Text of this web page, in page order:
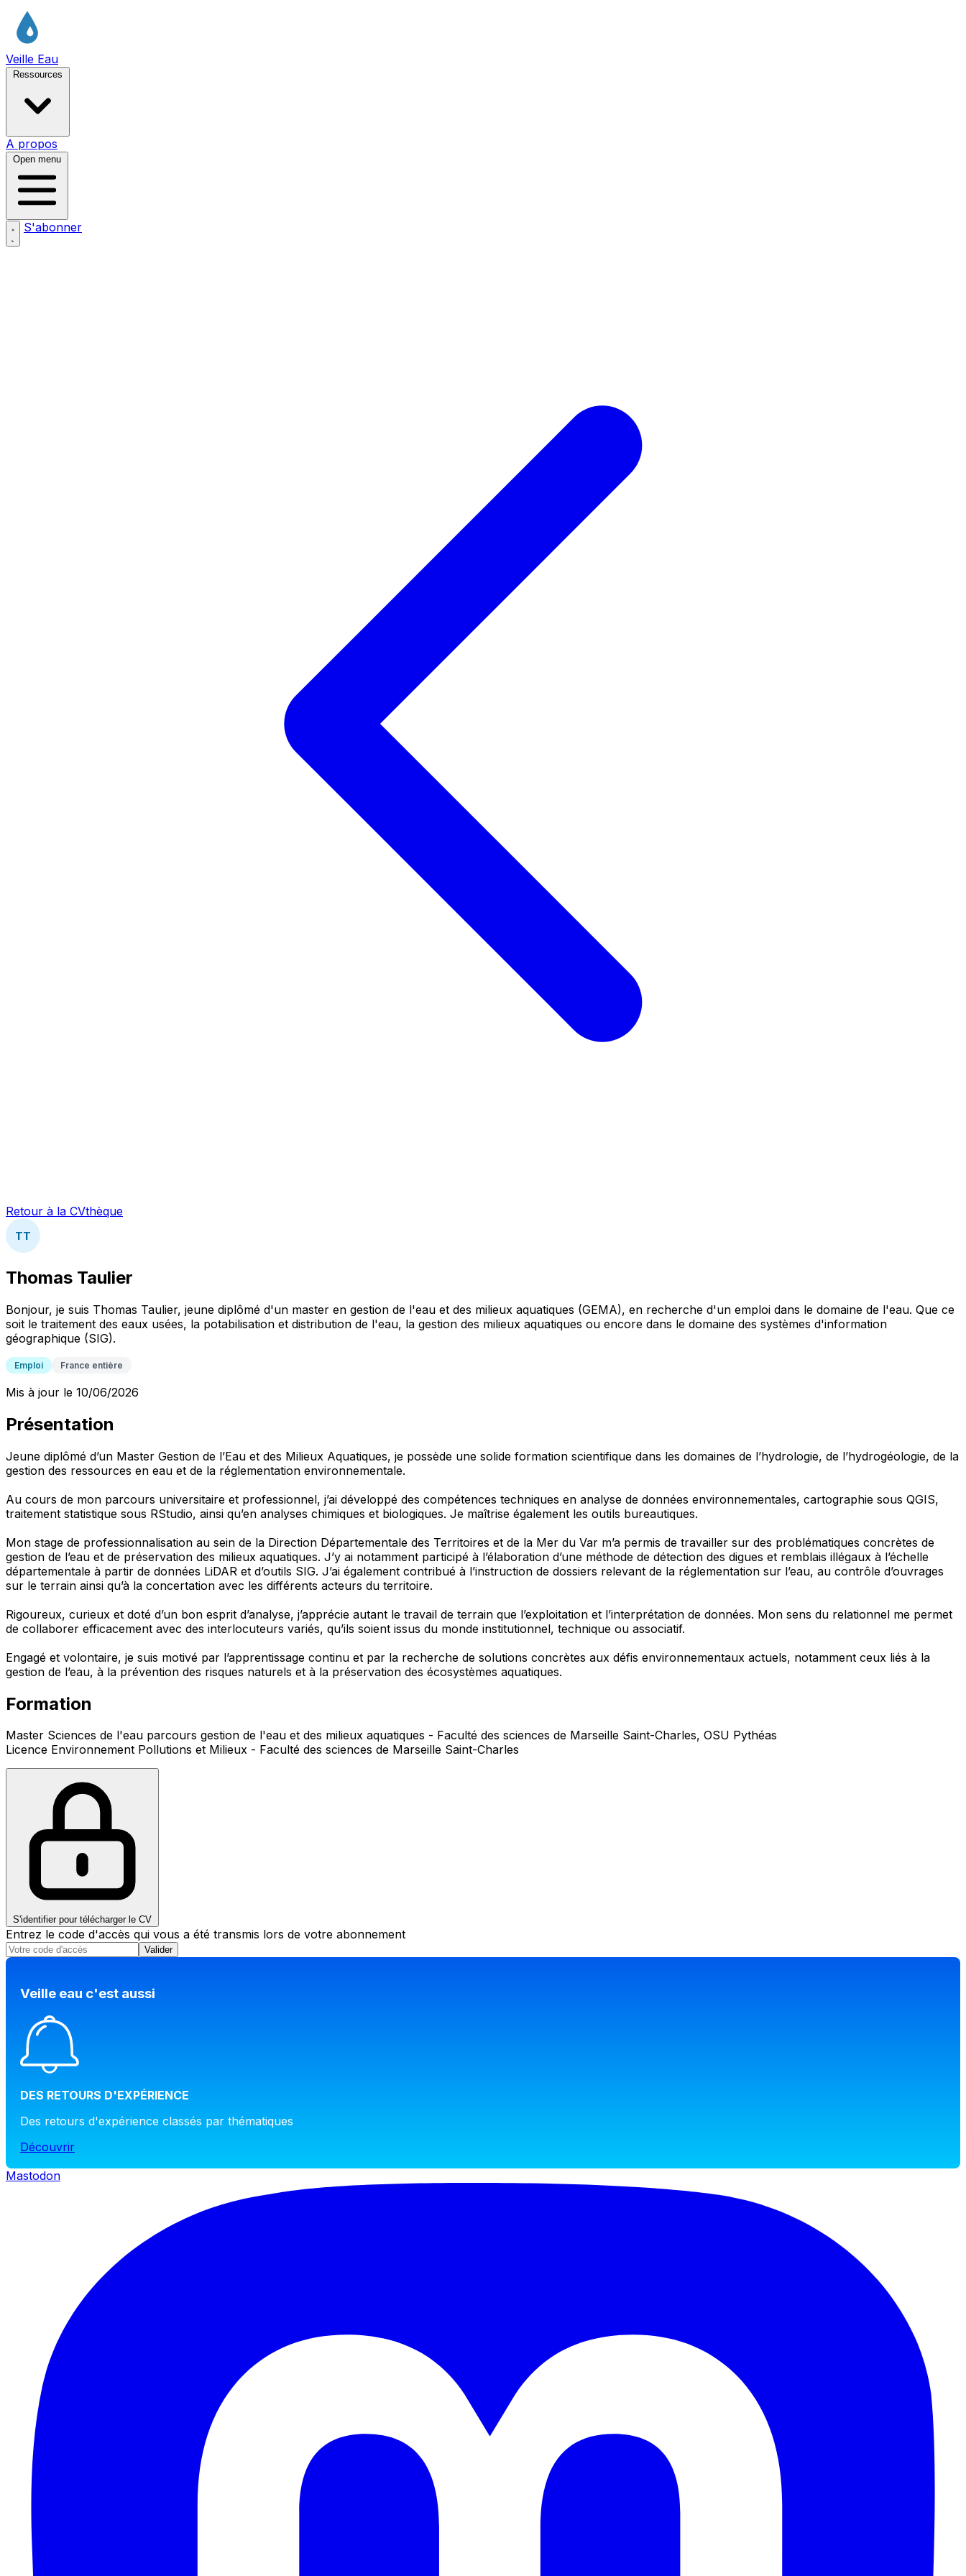
Veille Eau
Ressources
A propos
Open menu
S'abonner
Retour à la CVthèque
TT
Thomas Taulier
Bonjour, je suis Thomas Taulier, jeune diplômé d'un master en gestion de l'eau et des milieux aquatiques (GEMA), en recherche d'un emploi dans le domaine de l'eau. Que ce
soit le traitement des eaux usées, la potabilisation et distribution de l'eau, la gestion des milieux aquatiques ou encore dans le domaine des systèmes d'information
géographique (SIG).
Emploi France entière
Mis à jour le 10/06/2026
Présentation
Jeune diplômé d’un Master Gestion de l’Eau et des Milieux Aquatiques, je possède une solide formation scientifique dans les domaines de l’hydrologie, de l’hydrogéologie, de la
gestion des ressources en eau et de la réglementation environnementale.
Au cours de mon parcours universitaire et professionnel, j’ai développé des compétences techniques en analyse de données environnementales, cartographie sous QGIS,
traitement statistique sous RStudio, ainsi qu’en analyses chimiques et biologiques. Je maîtrise également les outils bureautiques.
Mon stage de professionnalisation au sein de la Direction Départementale des Territoires et de la Mer du Var m’a permis de travailler sur des problématiques concrètes de
gestion de l’eau et de préservation des milieux aquatiques. J’y ai notamment participé à l’élaboration d’une méthode de détection des digues et remblais illégaux à l’échelle
départementale à partir de données LiDAR et d’outils SIG. J’ai également contribué à l’instruction de dossiers relevant de la réglementation sur l’eau, au contrôle d’ouvrages
sur le terrain ainsi qu’à la concertation avec les différents acteurs du territoire.
Rigoureux, curieux et doté d’un bon esprit d’analyse, j’apprécie autant le travail de terrain que l’exploitation et l’interprétation de données. Mon sens du relationnel me permet
de collaborer efficacement avec des interlocuteurs variés, qu’ils soient issus du monde institutionnel, technique ou associatif.
Engagé et volontaire, je suis motivé par l’apprentissage continu et par la recherche de solutions concrètes aux défis environnementaux actuels, notamment ceux liés à la
gestion de l’eau, à la prévention des risques naturels et à la préservation des écosystèmes aquatiques.
Formation
Master Sciences de l'eau parcours gestion de l'eau et des milieux aquatiques - Faculté des sciences de Marseille Saint-Charles, OSU Pythéas
Licence Environnement Pollutions et Milieux - Faculté des sciences de Marseille Saint-Charles
S'identifier pour télécharger le CV
Entrez le code d'accès qui vous a été transmis lors de votre abonnement
Valider
Veille eau c'est aussi
DES RETOURS D'EXPÉRIENCE
Des retours d'expérience classés par thématiques
Découvrir
Mastodon